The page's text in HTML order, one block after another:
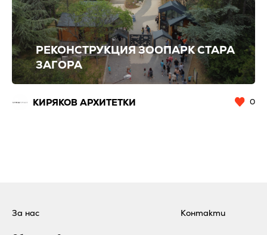
РЕКОНСТРУКЦИЯ ЗООПАРК СТАРА
ЗАГОРА
КИРЯКОВ АРХИТЕТКИ 0
За нас Контакти